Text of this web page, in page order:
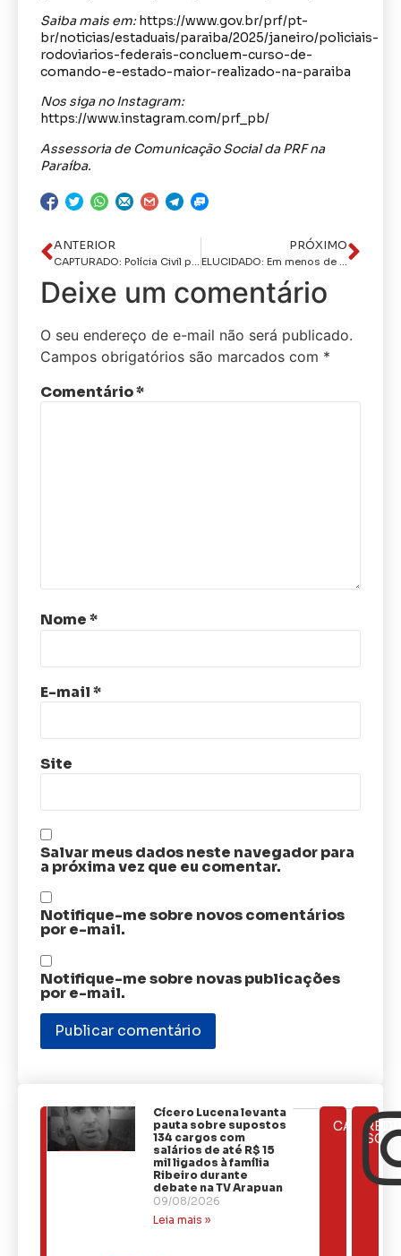
Saiba mais em:https://www.gov.br/prf/pt-
br/noticias/estaduais/paraiba/2025/janeiro/policiais-
rodoviarios-federais-concluem-curso-de-
comando-e-estado-maior-realizado-na-paraiba
Nos siga no Instagram:
https://www.instagram.com/prf_pb/
Assessoria de Comunicação Social da PRF na
Paraíba.
ANTERIOR
CAPTURADO: Polícia Civil prende em João Pessoa investigado por roubar motos em Solânea
PRÓXIMO
ELUCIDADO: Em menos de oito horas, Polícia Civil esclarece atropelamento de ciclista em frente ao Centro de Convenções de João Pessoa
Deixe um comentário
O seu endereço de e-mail não será publicado.
Campos obrigatórios são marcados com *
Comentário*
Nome*
E-mail*
Site
Salvar meus dados neste navegador para
a próxima vez que eu comentar.
Notifique-me sobre novos comentários
por e-mail.
Notifique-me sobre novas publicações
por e-mail.
ÚLTIMAS
NOTÍCIAS
Cícero Lucena levanta
pauta sobre supostos
134 cargos com
salários de até R$ 15
mil ligados à família
Ribeiro durante
debate na TV Arapuan
09/08/2026
Leia mais »